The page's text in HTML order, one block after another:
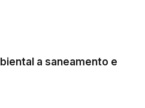
a saneamento e